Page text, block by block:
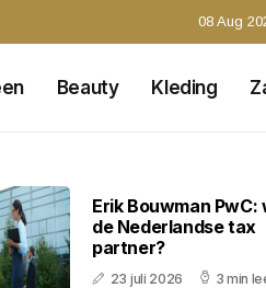
08 Aug
Beauty Kleding
Erik Bouwman PwC:
de Nederlandse tax
partner?
23 juli 2026 3 min